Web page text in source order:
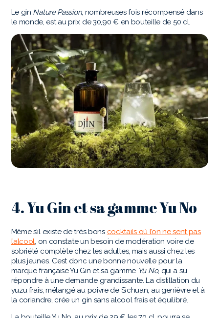
Le gin Nature Passion, nombreuses fois récompensé dans
le monde, est au prix de 30,90 € en bouteille de 50 cl.
4. Yu Gin et sa gamme Yu No
Même s’il existe de très bons cocktails où l’on ne sent pas
l’alcool, on constate un besoin de modération voire de
sobriété complète chez les adultes, mais aussi chez les
plus jeunes. C’est donc une bonne nouvelle pour la
marque française Yu Gin et sa gamme Yu No, qui a su
répondre à une demande grandissante. La distillation du
yuzu frais, mélangé au poivre de Sichuan, au genièvre et à
la coriandre, crée un gin sans alcool frais et équilibré.